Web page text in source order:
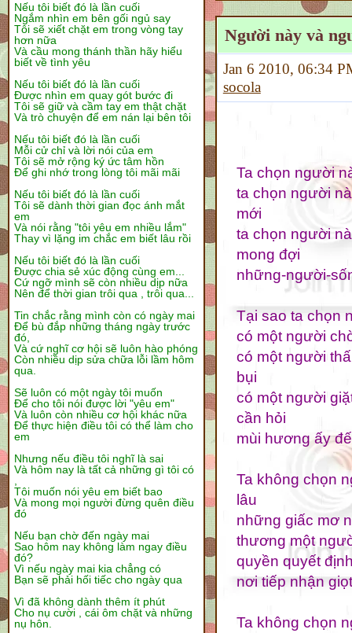
Nếu tôi biết đó là lần cuối
Ngắm nhìn em bên gối ngủ say
Tôi sẽ xiết chặt em trong vòng tay
hơn nữa
Và cầu mong thánh thần hãy hiểu
biết về tình yêu
Nếu tôi biết đó là lần cuối
Được nhìn em quay gót bước đi
Tôi sẽ giữ và cầm tay em thật chặt
Và trò chuyện để em nán lại bên tôi
Nếu tôi biết đó là lần cuối
Mỗi cử chỉ và lời nói của em
Tôi sẽ mở rộng ký ức tâm hồn
Để ghi nhớ trong lòng tôi mãi mãi
Nếu tôi biết đó là lần cuối
Tôi sẽ dành thời gian đọc ánh mắt
em
Và nói rằng "tôi yêu em nhiều lắm"
Thay vì lặng im chắc em biết lâu rồi
Nếu tôi biết đó là lần cuối
Được chia sẻ xúc động cùng em...
Cứ ngỡ mình sẽ còn nhiều dịp nữa
Nên để thời gian trôi qua , trôi qua...
Tin chắc rằng mình còn có ngày mai
Để bù đắp những tháng ngày trước
đó,
Và cứ nghĩ cơ hội sẽ luôn hào phóng
Còn nhiều dịp sửa chữa lỗi lầm hôm
qua.
Sẽ luôn có một ngày tôi muốn
Để cho tôi nói được lời "yêu em"
Và luôn còn nhiều cơ hội khác nữa
Để thực hiện điều tôi có thể làm cho
em
Nhưng nếu điều tôi nghĩ là sai
Và hôm nay là tất cả những gì tôi có
,
Tôi muốn nói yêu em biết bao
Và mong mọi người đừng quên điều
đó
Nếu bạn chờ đến ngày mai
Sao hôm nay không làm ngay điều
đó?
Vì nếu ngày mai kia chẳng có
Bạn sẽ phải hối tiếc cho ngày qua
Vì đã không dành thêm ít phút
Cho nụ cười , cái ôm chặt và những
nụ hôn.
Người này và
Jan 6 2010, 06:34
socola
Ta chọn người
ta chọn người
mới
ta chọn người
mong đợi
những-người-
Tại sao ta chọn
có một người
có một người
bụi
có một người
cần hỏi
mùi hương ấy
Ta không chọn
lâu
những giấc mơ
thương một
quyền quyết
nơi tiếp nhận
Ta không chọn